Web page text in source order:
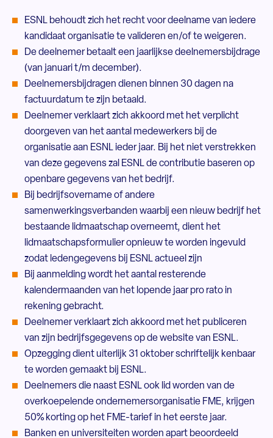
ESNL behoudt zich het recht voor deelname van iedere
kandidaat organisatie te valideren en/of te weigeren.
De deelnemer betaalt een jaarlijkse deelnemersbijdrage
(van januari t/m december).
Deelnemersbijdragen dienen binnen 30 dagen na
factuurdatum te zijn betaald.
Deelnemer verklaart zich akkoord met het verplicht
doorgeven van het aantal medewerkers bij de
organisatie aan ESNL ieder jaar. Bij het niet verstrekken
van deze gegevens zal ESNL de contributie baseren op
openbare gegevens van het bedrijf.
Bij bedrijfsovername of andere
samenwerkingsverbanden waarbij een nieuw bedrijf het
bestaande lidmaatschap overneemt, dient het
lidmaatschapsformulier opnieuw te worden ingevuld
zodat ledengegevens bij ESNL actueel zijn
Bij aanmelding wordt het aantal resterende
kalendermaanden van het lopende jaar pro rato in
rekening gebracht.
Deelnemer verklaart zich akkoord met het publiceren
van zijn bedrijfsgegevens op de website van ESNL.
Opzegging dient uiterlijk 31 oktober schriftelijk kenbaar
te worden gemaakt bij ESNL.
Deelnemers die naast ESNL ook lid worden van de
overkoepelende ondernemersorganisatie FME, krijgen
50% korting op het FME-tarief in het eerste jaar.
Banken en universiteiten worden apart beoordeeld